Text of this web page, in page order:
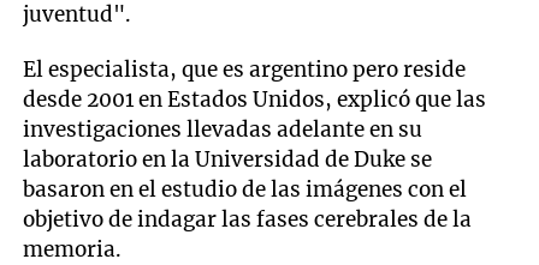
juventud".
El especialista, que es argentino pero reside
desde 2001 en Estados Unidos, explicó que las
investigaciones llevadas adelante en su
laboratorio en la Universidad de Duke se
basaron en el estudio de las imágenes con el
objetivo de indagar las fases cerebrales de la
memoria.